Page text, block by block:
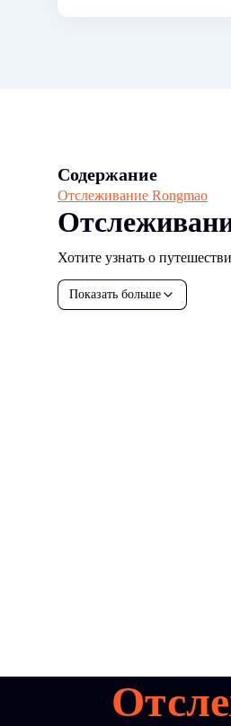
Содержание
Отслеживание Rongmao
Хотите узнать о
Показать больше